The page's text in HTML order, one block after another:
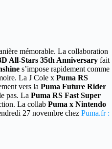
mémorable. La collaboration
All-Stars 35th Anniversary fait
s’impose rapidement comme
La J Cole x Puma RS
vers la Puma Future Rider
pas. La Puma RS Fast Super
La collab Puma x Nintendo
27 novembre chez Puma.fr :